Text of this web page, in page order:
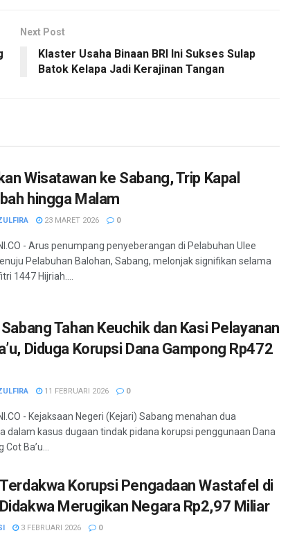
Next Post
Klaster Usaha Binaan BRI Ini Sukses Sulap
Batok Kelapa Jadi Kerajinan Tangan
Wisatawan ke Sabang, Trip Kapal
hingga Malam
23 MARET 2026 0
- Arus penumpang penyeberangan di Pelabuhan Ulee
Pelabuhan Balohan, Sabang, melonjak signifikan selama
1447 Hijriah....
Tahan Keuchik dan Kasi Pelayanan
Diduga Korupsi Dana Gampong Rp472
11 FEBRUARI 2026 0
- Kejaksaan Negeri (Kejari) Sabang menahan dua
dalam kasus dugaan tindak pidana korupsi penggunaan Dana
Ba’u...
Korupsi Pengadaan Wastafel di
Merugikan Negara Rp2,97 Miliar
3 FEBRUARI 2026 0